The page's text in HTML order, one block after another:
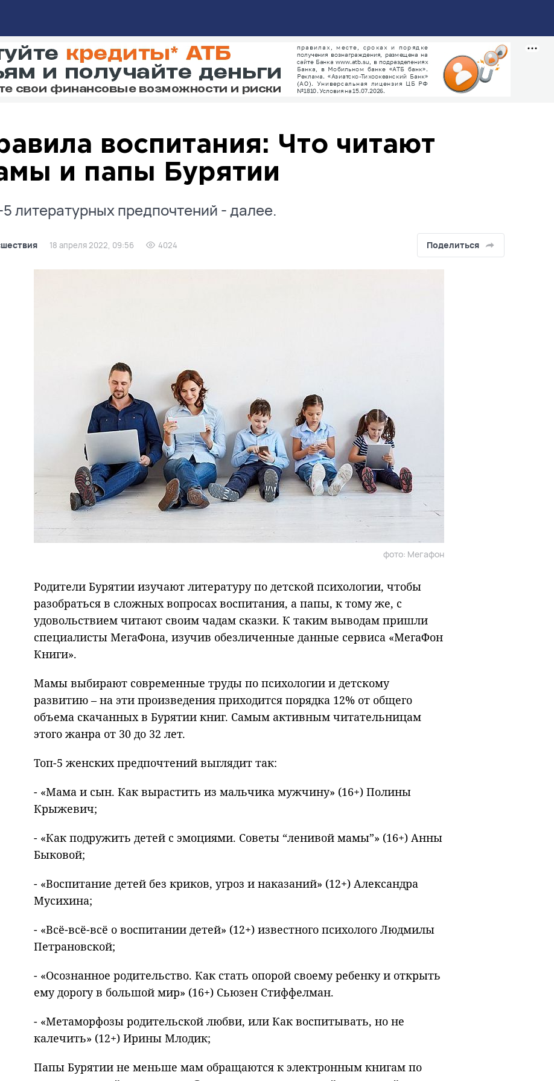
воспитания: Что читают
и папы Бурятии
литературных предпочтений - далее.
18 апреля 2022, 09:56 4024 Поделиться
фото: Мегафон
Родители Бурятии изучают литературу по детской психологии, чтобы
разобраться в сложных вопросах воспитания, а папы, к тому же, с
удовольствием читают своим чадам сказки. К таким выводам пришли
специалисты МегаФона, изучив обезличенные данные сервиса «МегаФон
Книги».
Мамы выбирают современные труды по психологии и детскому
развитию – на эти произведения приходится порядка 12% от общего
объема скачанных в Бурятии книг. Самым активным читательницам
этого жанра от 30 до 32 лет.
Топ-5 женских предпочтений выглядит так:
- «Мама и сын. Как вырастить из мальчика мужчину» (16+) Полины
Крыжевич;
- «Как подружить детей с эмоциями. Советы “ленивой мамы”» (16+) Анны
Быковой;
- «Воспитание детей без криков, угроз и наказаний» (12+) Александра
Мусихина;
- «Всё-всё-всё о воспитании детей» (12+) известного психолого Людмилы
Петрановской;
- «Осознанное родительство. Как стать опорой своему ребенку и открыть
ему дорогу в большой мир» (16+) Сьюзен Стиффелман.
- «Метаморфозы родительской любви, или Как воспитывать, но не
калечить» (12+) Ирины Млодик;
Папы Бурятии не меньше мам обращаются к электронным книгам по